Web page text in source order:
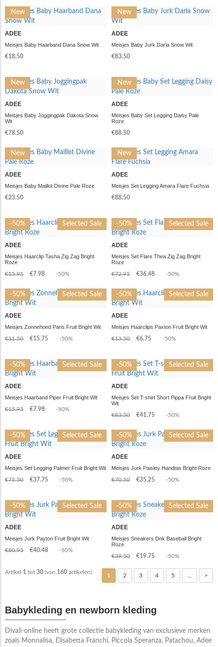
New
ADEE
Meisjes Baby Haarband Dana Snow Wit
€18.50
New
ADEE
Meisjes Baby Jurk Darla Snow Wit
€83.50
New
ADEE
Meisjes Baby Joggingpak Dakota Snow
Wit
€78.50
New
ADEE
Meisjes Baby Set Legging Daisy Pale
Roze
€88.50
New
ADEE
Meisjes Baby Maillot Divine Pale Roze
€23.50
New
ADEE
Meisjes Set Legging Amara Flare Fuchsia
€88.50
-50% Selected Sale
ADEE
Meisjes Haarclip Tasha Zig Zag Bright
Roze
€15.95
€7.98 -50%
-50% Selected Sale
ADEE
Meisjes Set Flare Thea Zig Zag Bright
Roze
€72.95
€36.48 -50%
-50% Selected Sale
ADEE
Meisjes Zonnehoed Paris Fruit Bright Wit
€31.50
€15.75 -50%
-50% Selected Sale
ADEE
Meisjes Haarclips Paxton Fruit Bright Wit
€13.50
€6.75 -50%
-50% Selected Sale
ADEE
Meisjes Haarband Piper Fruit Bright Wit
€15.95
€7.98 -50%
-50% Selected Sale
ADEE
Meisjes Set T-shirt Short Pippa Fruit Bright
Wit
€83.50
€41.75 -50%
-50% Selected Sale
ADEE
Meisjes Set Legging Palmer Fruit Bright Wit
€75.50
€37.75 -50%
-50% Selected Sale
ADEE
Meisjes Jurk Paisley Handtas Bright Roze
€70.50
€35.25 -50%
-50% Selected Sale
ADEE
Meisjes Jurk Payton Fruit Bright Wit
€80.95
€40.48 -50%
-50% Selected Sale
ADEE
Meisjes Sneakers Dnk Baseball Bright
Roze
€39.50
€19.75 -50%
Artikel 1 tot 30 (van 160 artikelen)
1 2 3 4 5 ... >
Babykleding en newborn kleding
Divali-online heeft grote collectie babykleding van exclusieve merken
zoals Monnalisa, Elisabetta Franchi, Piccola Speranza, Patachou, Adee